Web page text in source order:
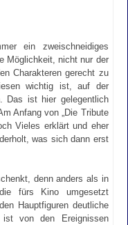
ein zweischneidiges
Möglichkeit, nicht nur der
Charakteren gerecht zu
wichtig ist, auf der
Das ist hier gelegentlich
Anfang von „Die Tribute
Vieles erklärt und eher
was sich dann erst
denn anders als in
fürs Kino umgesetzt
Hauptfiguren deutliche
von den Ereignissen